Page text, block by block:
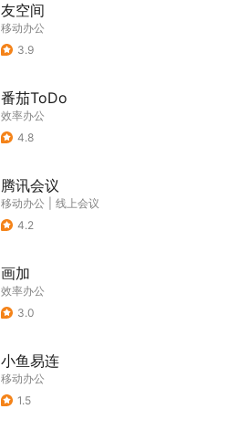
友空间
移动办公
3.9
番茄ToDo
效率办公
4.8
腾讯会议
移动办公
线上会议
4.2
画加
效率办公
3.0
小鱼易连
移动办公
1.5